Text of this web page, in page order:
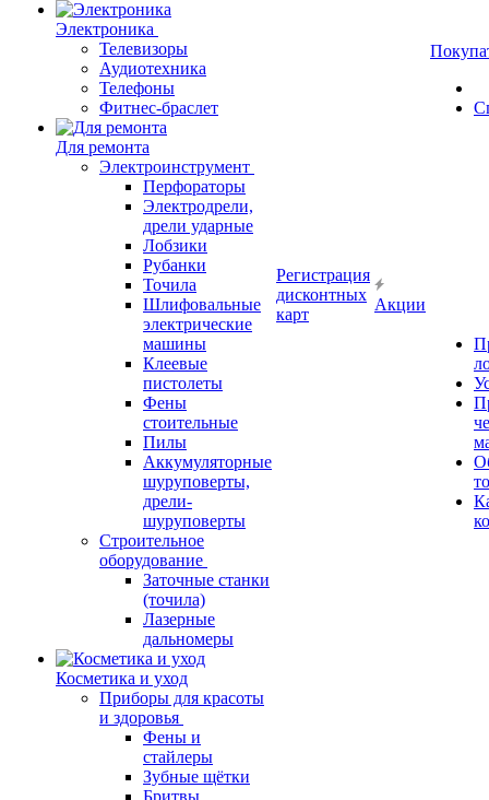
Электроника
Телевизоры
Аудиотехника
Телефоны
Фитнес-браслет
Для ремонта
Электроинструмент
Перфораторы
Электродрели,
дрели ударные
Лобзики
Рубанки
Точила
Шлифовальные
электрические
машины
Клеевые
пистолеты
Фены
стоительные
Пилы
Аккумуляторные
шуруповерты,
дрели-
шуруповерты
Строительное
оборудование
Заточные станки
(точила)
Лазерные
дальномеры
Косметика и уход
Приборы для красоты
и здоровья
Фены и
стайлеры
Зубные щётки
Бритвы
Регистрация
дисконтных
карт
Акции